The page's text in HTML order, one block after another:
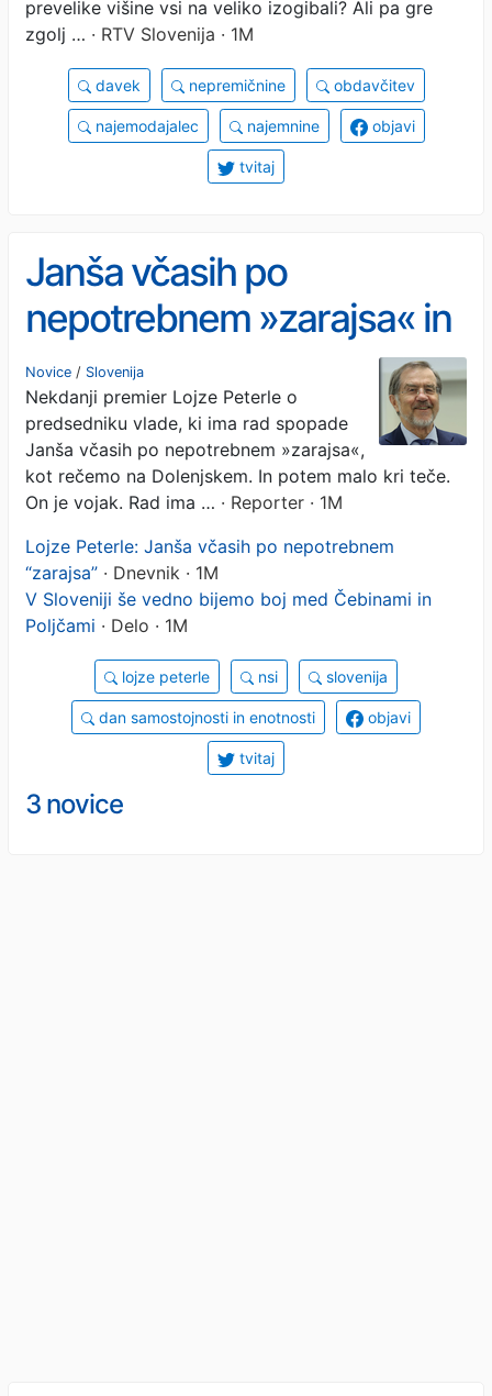
prevelike višine vsi na veliko izogibali? Ali pa gre
zgolj … · RTV Slovenija · 1M
davek nepremičnine obdavčitev
najemodajalec najemnine objavi
tvitaj
Janša včasih po
nepotrebnem »zarajsa« in
potem malo kri teče
Novice / Slovenija
Nekdanji premier Lojze Peterle o
predsedniku vlade, ki ima rad spopade
Janša včasih po nepotrebnem »zarajsa«,
kot rečemo na Dolenjskem. In potem malo kri teče.
On je vojak. Rad ima … · Reporter · 1M
Lojze Peterle: Janša včasih po nepotrebnem
“zarajsa” · Dnevnik · 1M
V Sloveniji še vedno bijemo boj med Čebinami in
Poljčami · Delo · 1M
lojze peterle nsi slovenija
dan samostojnosti in enotnosti objavi
tvitaj
3 novice